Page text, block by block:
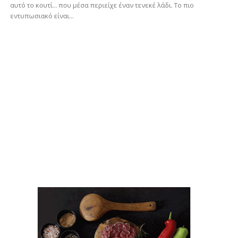
αυτό το κουτί... που μέσα περιείχε έναν τενεκέ λάδι. Το πιο
εντυπωσιακό είναι...